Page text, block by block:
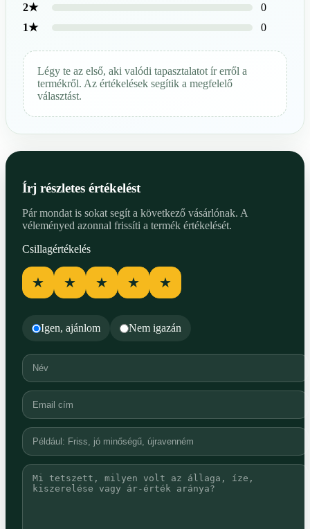
2★
0
1★
0
Légy te az első, aki valódi tapasztalatot ír erről a
termékről. Az értékelések segítik a megfelelő
választást.
Írj részletes értékelést
Pár mondat is sokat segít a következő vásárlónak. A
véleményed azonnal frissíti a termék értékelését.
Csillagértékelés
★ ★ ★ ★ ★
Igen, ajánlom Nem igazán